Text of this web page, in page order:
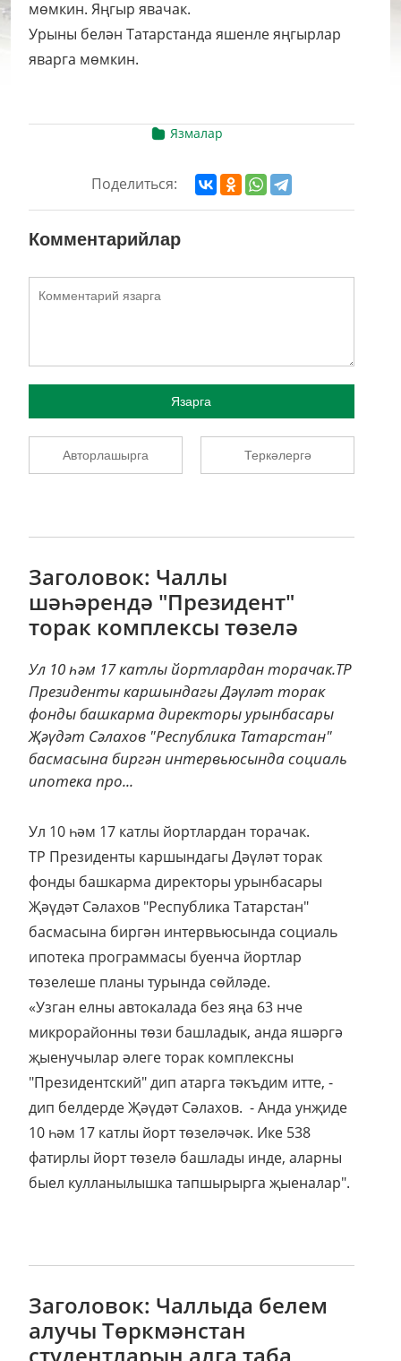
мөмкин. Яңгыр явачак.
Урыны белән Татарстанда яшенле яңгырлар
яварга мөмкин.
Язмалар
Поделиться:
Комментарийлар
Язарга
Авторлашырга Теркәлергә
Заголовок: Чаллы
шәһәрендә "Президент"
торак комплексы төзелә
Ул 10 һәм 17 катлы йортлардан торачак.ТР
Президенты каршындагы Дәүләт торак
фонды башкарма директоры урынбасары
Җәүдәт Сәлахов "Республика Татарстан"
басмасына биргән интервьюсында социаль
ипотека про...
Ул 10 һәм 17 катлы йортлардан торачак.
ТР Президенты каршындагы Дәүләт торак
фонды башкарма директоры урынбасары
Җәүдәт Сәлахов "Республика Татарстан"
басмасына биргән интервьюсында социаль
ипотека программасы буенча йортлар
төзелеше планы турында сөйләде.
«Узган елны автокалада без яңа 63 нче
микрорайонны төзи башладык, анда яшәргә
җыенучылар әлеге торак комплексны
"Президентский" дип атарга тәкъдим итте, -
дип белдерде Җәүдәт Сәлахов. - Анда унҗиде
10 һәм 17 катлы йорт төзеләчәк. Ике 538
фатирлы йорт төзелә башлады инде, аларны
быел кулланылышка тапшырырга җыеналар".
Заголовок: Чаллыда белем
алучы Төркмәнстан